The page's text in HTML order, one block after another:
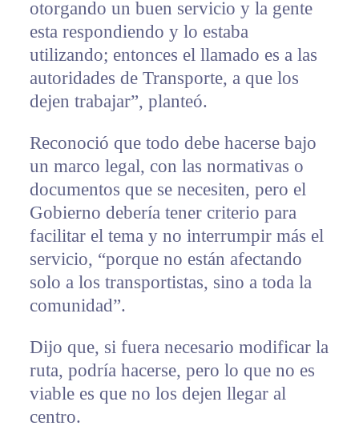
otorgando un buen servicio y la gente
esta respondiendo y lo estaba
utilizando; entonces el llamado es a las
autoridades de Transporte, a que los
dejen trabajar”, planteó.
Reconoció que todo debe hacerse bajo
un marco legal, con las normativas o
documentos que se necesiten, pero el
Gobierno debería tener criterio para
facilitar el tema y no interrumpir más el
servicio, “porque no están afectando
solo a los transportistas, sino a toda la
comunidad”.
Dijo que, si fuera necesario modificar la
ruta, podría hacerse, pero lo que no es
viable es que no los dejen llegar al
centro.